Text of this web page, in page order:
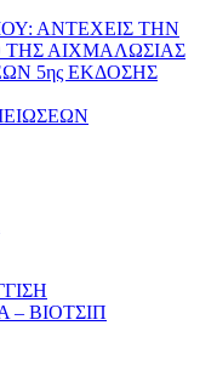
ΑΝΤΕΧΕΙΣ ΤΗΝ
ΑΙΧΜΑΛΩΣΙΑΣ
5ης ΕΚΔΟΣΗΣ
ΒΙΟΤΣΙΠ